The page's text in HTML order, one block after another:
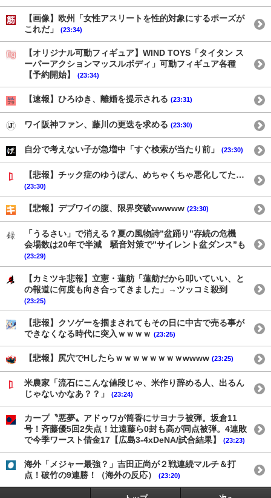
【画像】欧州「女性アスリートを性的対象にするポーズが
これだ」
(23:34)
【オリジナル可動フィギュア】WIND TOYS「タイタン ス
ーパーアクションマッスルボディ」可動フィギュア各種
【予約開始】
(23:34)
【速報】ひろゆき、離婚を提示される (23:31)
ワイ阪神ファン、藤川の更迭を求める (23:30)
自分で考えない子が急増中「すぐ検索が当たり前」 (23:30)
【悲報】チック症のゆうぽん、めちゃくちゃ悪化してた…
(23:30)
【悲報】デブワイの腹、限界突破wwwww (23:30)
「うるさい」で消える？夏の風物詩”盆踊り”存続の危機
会場数は20年で半減 騒音対策で”サイレント盆ダンス”も
(23:29)
【カミツキ悲報】立憲・蓮舫「蓮舫だから叩いていい、と
の報道に何度も向き合ってきました」→ツッコミ殺到
(23:25)
【悲報】クソゲーを掴まされてもその日に中古で売る事が
できなくなる時代に突入ｗｗｗｗ (23:25)
【悲報】尻穴でHしたらｗｗｗｗｗｗｗｗwwww (23:25)
米農家「流石にこんな値段じゃ、米作り辞める人、出るん
じゃないかなあ？？」
(23:24)
カープ〝悪夢〟アドゥワが筒香にサヨナラ被弾。坂倉11
号！斉藤優5回2失点！辻遠藤ら0封も高が同点被弾。4連敗
で今季ワースト借金17【広島3-4xDeNA/試合結果】
(23:23)
海外「メジャー最強？」吉田正尚が２戦連続マルチ＆打
点！破竹の9連勝！（海外の反応）
(23:20)